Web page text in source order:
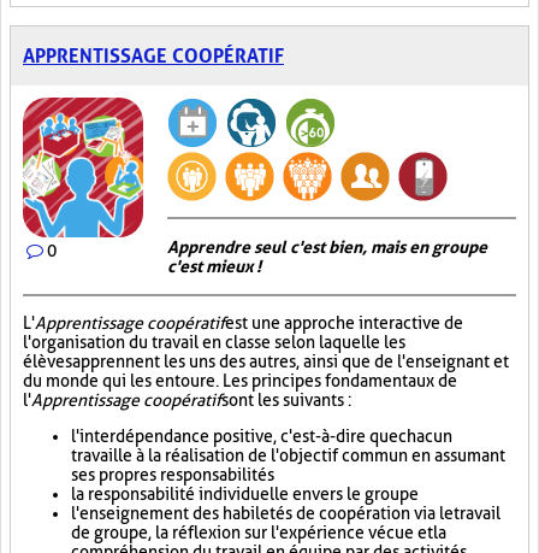
APPRENTISSAGE COOPÉRATIF
0
Apprendre seul c'est bien, mais en groupe
c'est mieux !
L'Apprentissage coopératifest une approche interactive de
l'organisation du travail en classe selon laquelle les
élèves apprennent les uns des autres, ainsi que de l'enseignant et
du monde qui les entoure. Les principes fondamentaux de
l'Apprentissage coopératifsont les suivants :
l'interdépendance positive, c'est-à-dire que chacun
travaille à la réalisation de l'objectif commun en assumant
ses propres responsabilités
la responsabilité individuelle envers le groupe
l'enseignement des habiletés de coopération via le travail
de groupe, la réflexion sur l'expérience vécue et la